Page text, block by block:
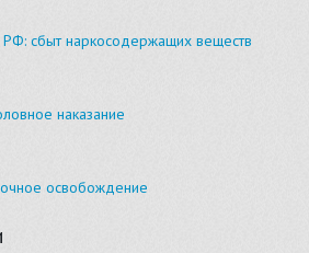
РФ: сбыт наркосодержащих веществ
наказание
освобождение